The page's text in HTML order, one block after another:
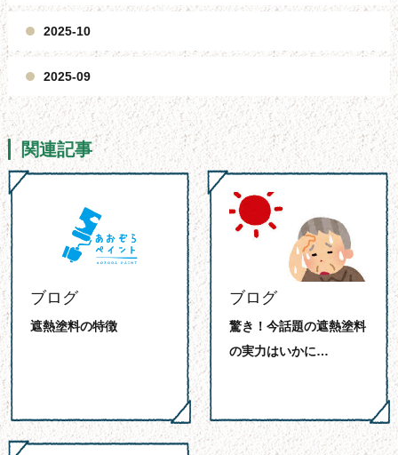
2025-10
2025-09
関連記事
ブログ
遮熱塗料の特徴
ブログ
驚き！今話題の遮熱塗料
の実力はいかに…